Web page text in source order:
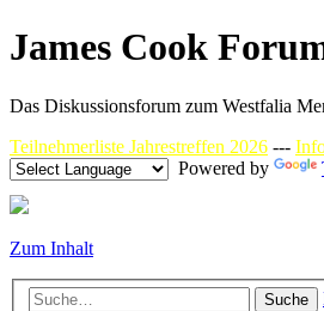
James Cook
Das Diskussionsforum zum Westfalia
Teilnehmerliste Jahrestreffen 2026 ---
Powered by
Zum Inhalt
Suche